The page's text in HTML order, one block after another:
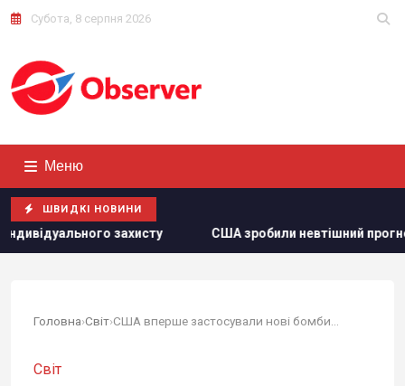
Субота, 8 серпня 2026
Меню
ШВИДКІ НОВИНИ
США зробили невтішний прогноз щодо експорту
Головна›Світ›
Світ